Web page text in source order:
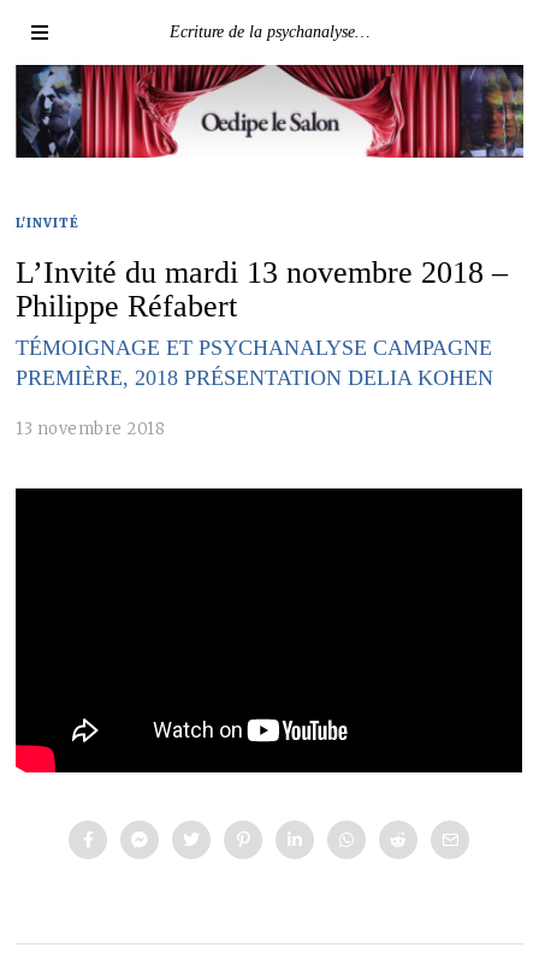
Ecriture de la psychanalyse…
L'INVITÉ
L’Invité du mardi 13 novembre 2018 –
Philippe Réfabert
TÉMOIGNAGE ET PSYCHANALYSE CAMPAGNE
PREMIÈRE, 2018 PRÉSENTATION DELIA KOHEN
13 novembre 2018